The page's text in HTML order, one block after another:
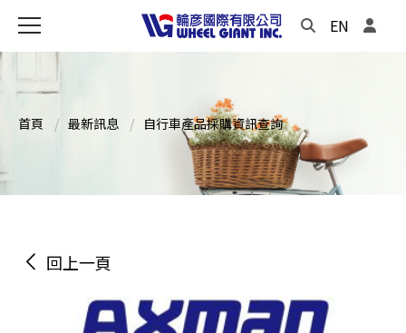
EN
首頁 最新訊息 自行車產品採購資訊查詢
回上一頁